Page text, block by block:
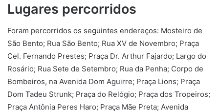
Lugares percorridos
Foram percorridos os seguintes endereços: Mosteiro de
São Bento; Rua São Bento; Rua XV de Novembro; Praça
Cel. Fernando Prestes; Praça Dr. Arthur Fajardo; Largo do
Rosário; Rua Sete de Setembro; Rua da Penha; Corpo de
Bombeiros, na Avenida Dom Aguirre; Praça Lions; Praça
Dom Tadeu Strunk; Praça do Relógio; Praça dos Tropeiros;
Praça Antônia Peres Haro; Praça Mãe Preta; Avenida